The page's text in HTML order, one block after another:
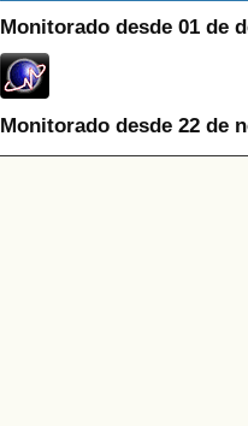
Monitorado desde 01 de
Monitorado desde 22 de